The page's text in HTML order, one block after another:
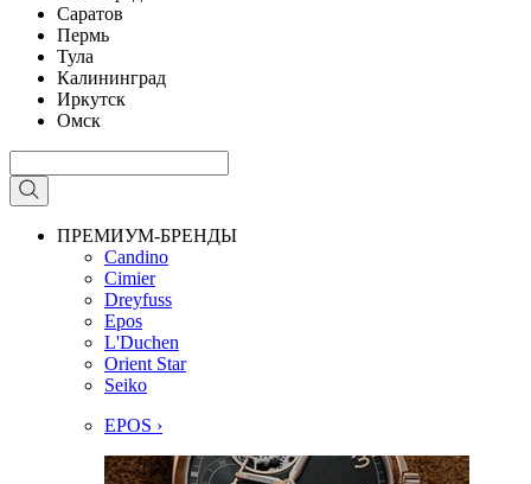
Саратов
Пермь
Тула
Калининград
Иркутск
Омск
ПРЕМИУМ-БРЕНДЫ
Candino
Cimier
Dreyfuss
Epos
L'Duchen
Orient Star
Seiko
EPOS ›